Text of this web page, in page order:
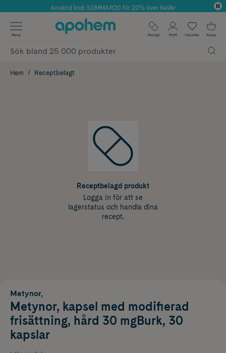
Årets Butik 2025 inom Skönhet
Använd kod: SOMMAR20 för 20% över 649kr
✓ Fri frakt
✓ Poäng på alla köp*
Meny Recept Profil Favoriter Kassa
Hem Receptbelagt
Receptbelagd produkt
Logga in för att se
lagerstatus och handla dina
recept.
Metynor,
Metynor, kapsel med modifierad
frisättning, hård 30 mgBurk, 30
kapslar